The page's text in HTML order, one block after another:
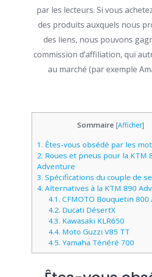
par les lecteurs. Si vous
des produits auxquels nous
des liens, nous pouvons
commission d’affiliation, qui
au marché (par exemple
Sommaire [Afficher]
1. Êtes-vous obsédé par les
2. Roues et pneus pour la KTM
Adventure
3. Spécifications du couple de
4. Alternatives à la KTM 890
4.1. CFMOTO Bouquetin 800
4.2. Ducati DésertX
4.3. Kawasaki KLR650
4.4. Moto Guzzi V85 TT
4.5. Yamaha Ténéré 700